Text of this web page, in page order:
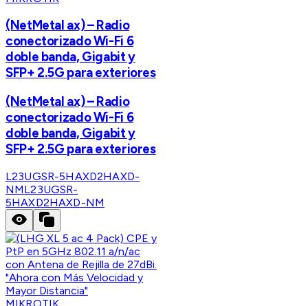
(NetMetal ax) – Radio
conectorizado Wi-Fi 6
doble banda, Gigabit y
SFP+ 2.5G para exteriores
(NetMetal ax) – Radio
conectorizado Wi-Fi 6
doble banda, Gigabit y
SFP+ 2.5G para exteriores
L23UGSR-5HAXD2HAXD-
NML23UGSR-
5HAXD2HAXD-NM